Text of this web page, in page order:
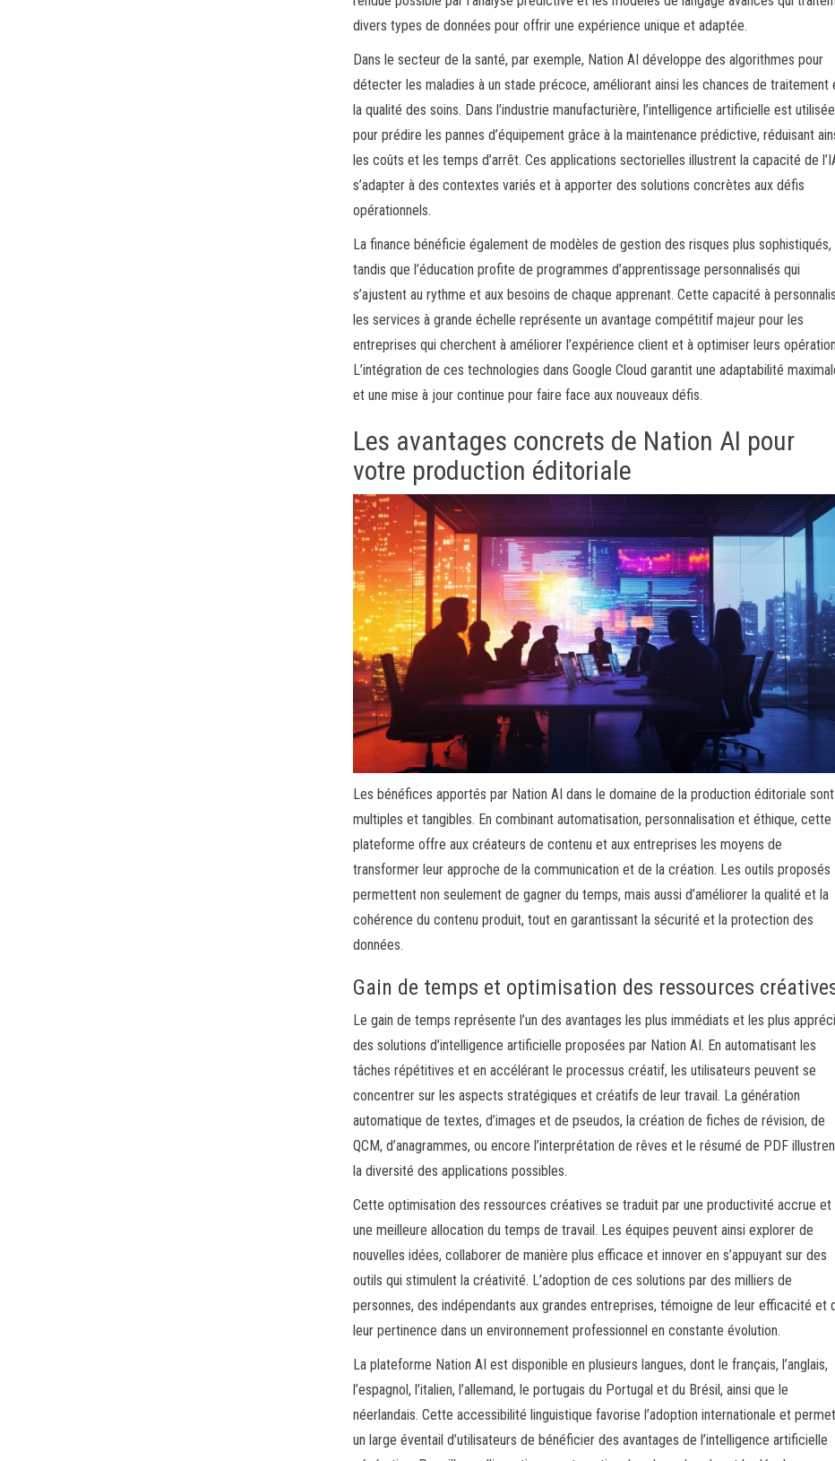
divers types de données pour offrir une expérience unique et adaptée.
Dans le secteur de la santé, par exemple, Nation AI développe des algorithmes pour
détecter les maladies à un stade précoce, améliorant ainsi les chances de traitement
la qualité des soins. Dans l’industrie manufacturière, l’intelligence artificielle est utilisée
pour prédire les pannes d’équipement grâce à la maintenance prédictive, réduisant
les coûts et les temps d’arrêt. Ces applications sectorielles illustrent la capacité de
s’adapter à des contextes variés et à apporter des solutions concrètes aux défis
opérationnels.
La finance bénéficie également de modèles de gestion des risques plus sophistiqués,
tandis que l’éducation profite de programmes d’apprentissage personnalisés qui
s’ajustent au rythme et aux besoins de chaque apprenant. Cette capacité à
les services à grande échelle représente un avantage compétitif majeur pour les
entreprises qui cherchent à améliorer l’expérience client et à optimiser leurs
L’intégration de ces technologies dans Google Cloud garantit une adaptabilité
et une mise à jour continue pour faire face aux nouveaux défis.
Les avantages concrets de Nation AI pour
votre production éditoriale
Les bénéfices apportés par Nation AI dans le domaine de la production éditoriale sont
multiples et tangibles. En combinant automatisation, personnalisation et éthique, cette
plateforme offre aux créateurs de contenu et aux entreprises les moyens de
transformer leur approche de la communication et de la création. Les outils proposés
permettent non seulement de gagner du temps, mais aussi d’améliorer la qualité et la
cohérence du contenu produit, tout en garantissant la sécurité et la protection des
données.
Gain de temps et optimisation des ressources
Le gain de temps représente l’un des avantages les plus immédiats et les plus
des solutions d’intelligence artificielle proposées par Nation AI. En automatisant les
tâches répétitives et en accélérant le processus créatif, les utilisateurs peuvent se
concentrer sur les aspects stratégiques et créatifs de leur travail. La génération
automatique de textes, d’images et de pseudos, la création de fiches de révision, de
QCM, d’anagrammes, ou encore l’interprétation de rêves et le résumé de PDF
la diversité des applications possibles.
Cette optimisation des ressources créatives se traduit par une productivité accrue et
une meilleure allocation du temps de travail. Les équipes peuvent ainsi explorer de
nouvelles idées, collaborer de manière plus efficace et innover en s’appuyant sur des
outils qui stimulent la créativité. L’adoption de ces solutions par des milliers de
personnes, des indépendants aux grandes entreprises, témoigne de leur efficacité et
leur pertinence dans un environnement professionnel en constante évolution.
La plateforme Nation AI est disponible en plusieurs langues, dont le français, l’anglais,
l’espagnol, l’italien, l’allemand, le portugais du Portugal et du Brésil, ainsi que le
néerlandais. Cette accessibilité linguistique favorise l’adoption internationale et
un large éventail d’utilisateurs de bénéficier des avantages de l’intelligence artificielle